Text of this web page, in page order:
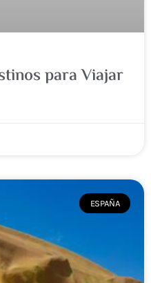
para Viajar
ESPAÑA